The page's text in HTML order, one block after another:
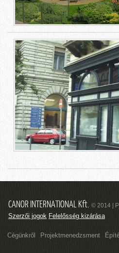
CANOR INTERNATIONAL Kft. © 2014 |
Szerzői jogok Felelősség kizárása
Cégünkről Projektmenedzsment